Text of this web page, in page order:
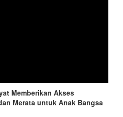
Memberikan Akses
Merata untuk Anak Bangsa